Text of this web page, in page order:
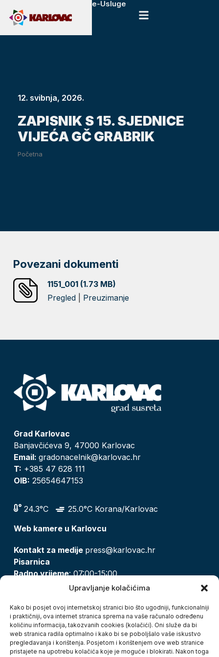
Upravljanje kolačićima
Kako bi posjet ovoj internetskoj stranici bio što ugodniji, funkcionalniji
i praktičniji, ova internet stranica sprema na vaše računalo određenu
količinu informacija, takozvanih cookies (kolačići). Oni služe da bi
web stranica radila optimalno i kako bi se poboljšalo vaše iskustvo
pregledavanja i korištenja. Posjetom i korištenjem ove web stranice
pristajete na upotrebu kolačića koje je moguće i blokirati. Nakon toga
e-Usluge
12. svibnja, 2026.
ZAPISNIK S 15. SJEDNICE
VIJEĆA GČ GRABRIK
Početna
Povezani dokumenti
1151_001 (1.73 MB)
Pregled
Preuzimanje
Grad Karlovac
Banjavčićeva 9, 47000 Karlovac
Email: gradonacelnik@karlovac.hr
T: +385 47 628 111
OIB: 25654647153
24.3°C
25.0°C Korana/Karlovac
Web kamere u Karlovcu
Kontakt za medije press@karlovac.hr
Pisarnica
Radno vrijeme: 07:00-15:00
pisarnica@karlovac.hr
Zaštita osobnih podataka
Pristup informacijama